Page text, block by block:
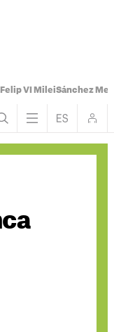
Felip VI MileiSánchez